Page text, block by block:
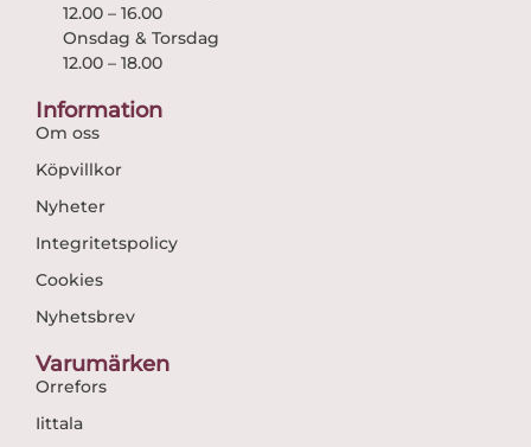
12.00 – 16.00
Onsdag & Torsdag
12.00 – 18.00
Information
Om oss
Köpvillkor
Nyheter
Integritetspolicy
Cookies
Nyhetsbrev
Varumärken
Orrefors
Iittala